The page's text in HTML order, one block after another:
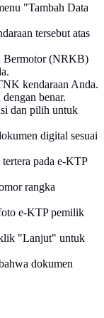
"Tambah Data
tersebut atas
Bermotor (NRKB)
kendaraan Anda.
benar.
dan pilih untuk
digital sesuai
pada e-KTP
rangka
e-KTP pemilik
klik "Lanjut" untuk
dokumen